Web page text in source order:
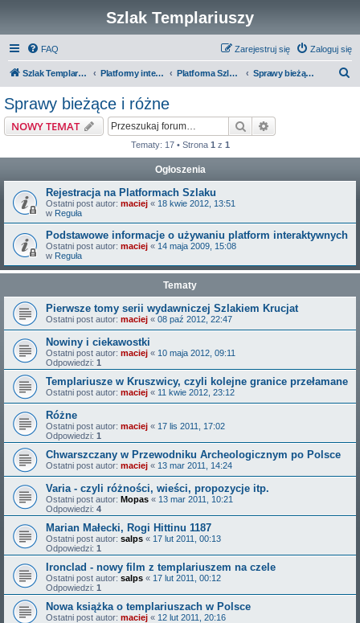
Szlak Templariuszy
FAQ Zaloguj się
Zarejestruj się
Szlak Templariuszy Platformy interaktywne Szlaku Templariuszy Platforma Szlak Templariuszy Sprawy bieżące i różne
Sprawy bieżące i różne
NOWY TEMAT Szukaj
Tematy: 17 • Strona 1 z 1
Ogłoszenia
Rejestracja na Platformach Szlaku
Ostatni post autor: maciej « 18 kwie 2012, 13:51
w Reguła
Podstawowe informacje o używaniu platform interaktywnych
Ostatni post autor: maciej « 14 maja 2009, 15:08
w Reguła
Tematy
Pierwsze tomy serii wydawniczej Szlakiem Krucjat
Ostatni post autor: maciej « 08 paź 2012, 22:47
Nowiny i ciekawostki
Ostatni post autor: maciej « 10 maja 2012, 09:11
Odpowiedzi: 1
Templariusze w Kruszwicy, czyli kolejne granice przełamane
Ostatni post autor: maciej « 11 kwie 2012, 23:12
Różne
Ostatni post autor: maciej « 17 lis 2011, 17:02
Odpowiedzi: 1
Chwarszczany w Przewodniku Archeologicznym po Polsce
Ostatni post autor: maciej « 13 mar 2011, 14:24
Varia - czyli różności, wieści, propozycje itp.
Ostatni post autor: Mopas « 13 mar 2011, 10:21
Odpowiedzi: 4
Marian Małecki, Rogi Hittinu 1187
Ostatni post autor: salps « 17 lut 2011, 00:13
Odpowiedzi: 1
Ironclad - nowy film z templariuszem na czele
Ostatni post autor: salps « 17 lut 2011, 00:12
Odpowiedzi: 1
Nowa książka o templariuszach w Polsce
Ostatni post autor: maciej « 12 lut 2011, 20:16